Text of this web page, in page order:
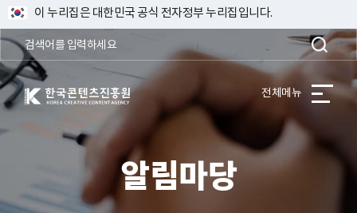
이 누리집은 대한민국 공식 전자정부 누리집입니다.
한국콘텐츠진흥원 KOREA CREATIVE CONTENT AGENCY 전체메뉴
알림마당